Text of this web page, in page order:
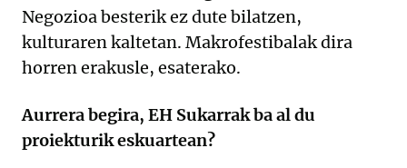
Negozioa besterik ez dute bilatzen,
kulturaren kaltetan. Makrofestibalak dira
horren erakusle, esaterako.
Aurrera begira, EH Sukarrak ba al du
proiekturik eskuartean?